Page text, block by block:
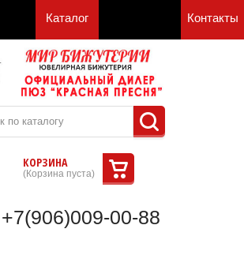
Каталог Контакты
КОРЗИНА
(Корзина пуста)
+7(906)009-00-88